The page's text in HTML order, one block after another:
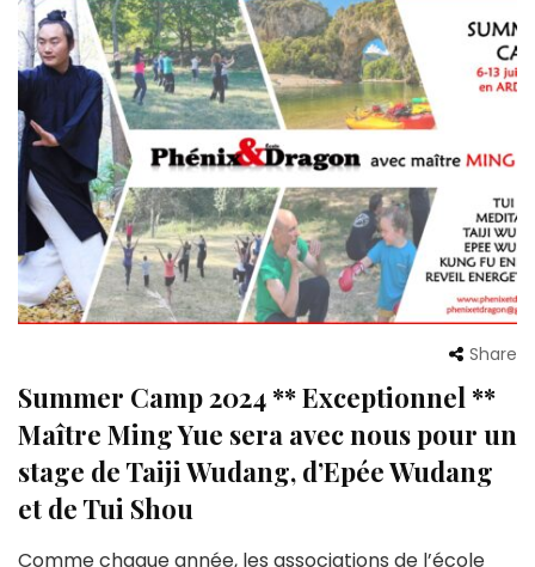
Share
Summer Camp 2024 ** Exceptionnel **
Maître Ming Yue sera avec nous pour un
stage de Taiji Wudang, d’Epée Wudang
et de Tui Shou
Comme chaque année, les associations de l’école